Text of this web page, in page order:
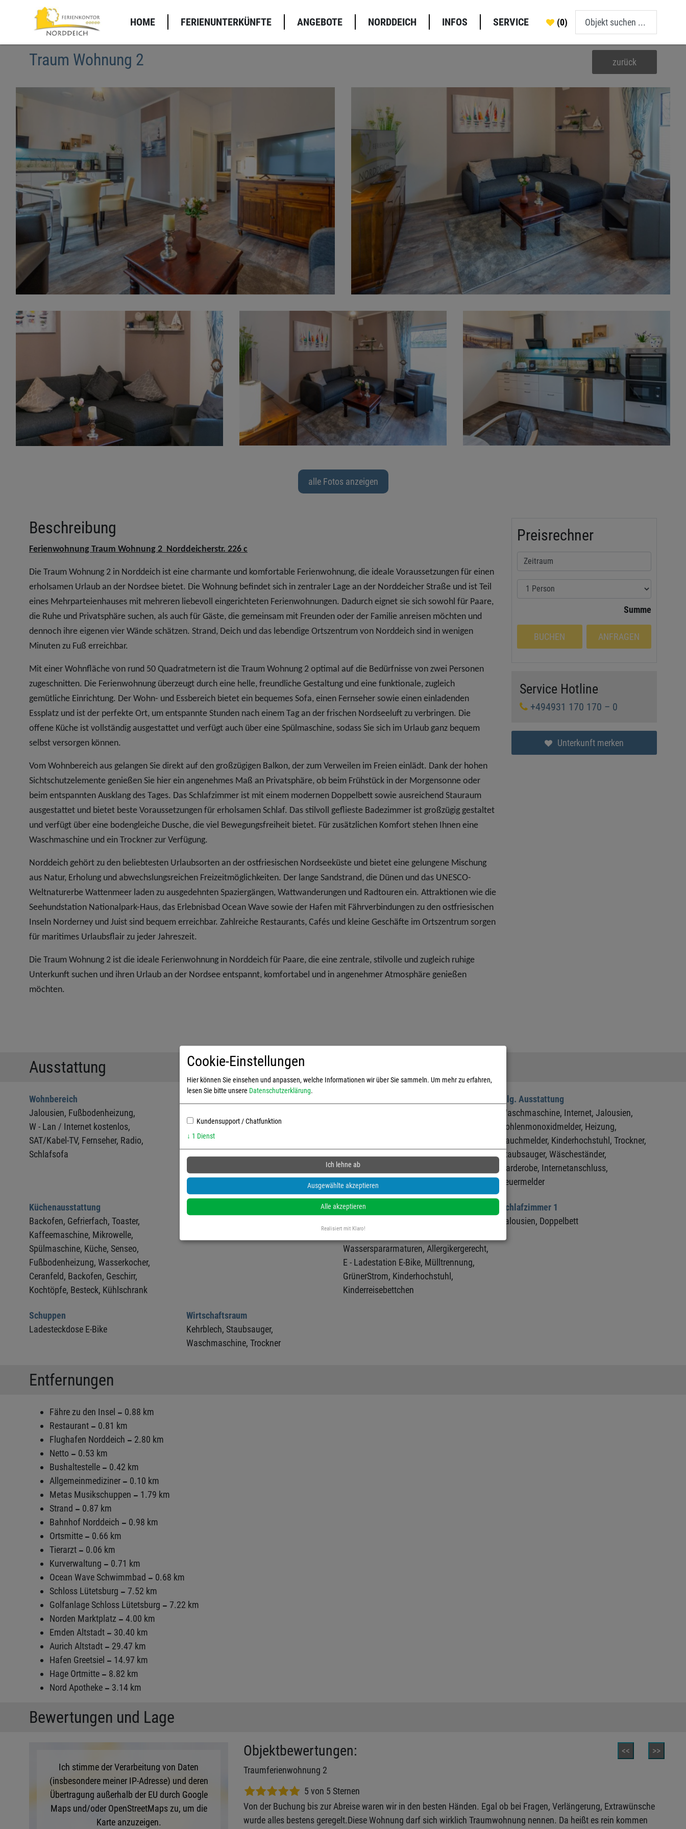
HOME FERIENUNTERKÜNFTE ANGEBOTE NORDDEICH INFOS SERVICE (0)
Traum Wohnung 2 zurück
alle Fotos anzeigen
Beschreibung
Ferienwohnung Traum Wohnung 2 Norddeicherstr. 226 c
Die Traum Wohnung 2 in Norddeich ist eine charmante und komfortable Ferienwohnung, die ideale Voraussetzungen für einen
erholsamen Urlaub an der Nordsee bietet. Die Wohnung befindet sich in zentraler Lage an der Norddeicher Straße und ist Teil
eines Mehrparteienhauses mit mehreren liebevoll eingerichteten Ferienwohnungen. Dadurch eignet sie sich sowohl für Paare,
die Ruhe und Privatsphäre suchen, als auch für Gäste, die gemeinsam mit Freunden oder der Familie anreisen möchten und
dennoch ihre eigenen vier Wände schätzen. Strand, Deich und das lebendige Ortszentrum von Norddeich sind in wenigen
Minuten zu Fuß erreichbar.
Mit einer Wohnfläche von rund 50 Quadratmetern ist die Traum Wohnung 2 optimal auf die Bedürfnisse von zwei Personen
zugeschnitten. Die Ferienwohnung überzeugt durch eine helle, freundliche Gestaltung und eine funktionale, zugleich
gemütliche Einrichtung. Der Wohn- und Essbereich bietet ein bequemes Sofa, einen Fernseher sowie einen einladenden
Essplatz und ist der perfekte Ort, um entspannte Stunden nach einem Tag an der frischen Nordseeluft zu verbringen. Die
offene Küche ist vollständig ausgestattet und verfügt auch über eine Spülmaschine, sodass Sie sich im Urlaub ganz bequem
selbst versorgen können.
Vom Wohnbereich aus gelangen Sie direkt auf den großzügigen Balkon, der zum Verweilen im Freien einlädt. Dank der hohen
Sichtschutzelemente genießen Sie hier ein angenehmes Maß an Privatsphäre, ob beim Frühstück in der Morgensonne oder
beim entspannten Ausklang des Tages. Das Schlafzimmer ist mit einem modernen Doppelbett sowie ausreichend Stauraum
ausgestattet und bietet beste Voraussetzungen für erholsamen Schlaf. Das stilvoll geflieste Badezimmer ist großzügig gestaltet
und verfügt über eine bodengleiche Dusche, die viel Bewegungsfreiheit bietet. Für zusätzlichen Komfort stehen Ihnen eine
Waschmaschine und ein Trockner zur Verfügung.
Norddeich gehört zu den beliebtesten Urlaubsorten an der ostfriesischen Nordseeküste und bietet eine gelungene Mischung
aus Natur, Erholung und abwechslungsreichen Freizeitmöglichkeiten. Der lange Sandstrand, die Dünen und das UNESCO-
Weltnaturerbe Wattenmeer laden zu ausgedehnten Spaziergängen, Wattwanderungen und Radtouren ein. Attraktionen wie die
Seehundstation Nationalpark-Haus, das Erlebnisbad Ocean Wave sowie der Hafen mit Fährverbindungen zu den ostfriesischen
Inseln Norderney und Juist sind bequem erreichbar. Zahlreiche Restaurants, Cafés und kleine Geschäfte im Ortszentrum sorgen
für maritimes Urlaubsflair zu jeder Jahreszeit.
Die Traum Wohnung 2 ist die ideale Ferienwohnung in Norddeich für Paare, die eine zentrale, stilvolle und zugleich ruhige
Unterkunft suchen und ihren Urlaub an der Nordsee entspannt, komfortabel und in angenehmer Atmosphäre genießen
möchten.
Preisrechner
Summe
BUCHEN ANFRAGEN
Service Hotline
+494931 170 170 – 0
Unterkunft merken
Ausstattung
Wohnbereich
Jalousien, Fußbodenheizung,
W - Lan / Internet kostenlos,
SAT/Kabel-TV, Fernseher, Radio,
Schlafsofa
Gartenstühle,Parkplatz
allg. Ausstattung
Waschmaschine, Internet, Jalousien,
Kohlenmonoxidmelder, Heizung,
Rauchmelder, Kinderhochstuhl, Trockner,
Staubsauger, Wäscheständer,
Garderobe, Internetanschluss,
Feuermelder
Küchenausstattung
Backofen, Gefrierfach, Toaster,
Kaffeemaschine, Mikrowelle,
Spülmaschine, Küche, Senseo,
Fußbodenheizung, Wasserkocher,
Ceranfeld, Backofen, Geschirr,
Kochtöpfe, Besteck, Kühlschrank
sonstiges
Wasserspararmaturen, Allergikergerecht,
E - Ladestation E-Bike, Mülltrennung,
GrünerStrom, Kinderhochstuhl,
Kinderreisebettchen
Schlafzimmer 1
Jalousien, Doppelbett
Schuppen
Ladesteckdose E-Bike
Wirtschaftsraum
Kehrblech, Staubsauger,
Waschmaschine, Trockner
Entfernungen
Fähre zu den Insel
0.88 km
Restaurant
0.81 km
Flughafen Norddeich
2.80 km
Netto
0.53 km
Bushaltestelle
0.42 km
Allgemeinmediziner
0.10 km
Metas Musikschuppen
1.79 km
Strand
0.87 km
Bahnhof Norddeich
0.98 km
Ortsmitte
0.66 km
Tierarzt
0.06 km
Kurverwaltung
0.71 km
Ocean Wave Schwimmbad
0.68 km
Schloss Lütetsburg
7.52 km
Golfanlage Schloss Lütetsburg
7.22 km
Norden Marktplatz
4.00 km
Emden Altstadt
30.40 km
Aurich Altstadt
29.47 km
Hafen Greetsiel
14.97 km
Hage Ortmitte
8.82 km
Nord Apotheke
3.14 km
Bewertungen und Lage
Ich stimme der Verarbeitung von Daten
(insbesondere meiner IP-Adresse) und deren
Übertragung außerhalb der EU durch Google
Maps und/oder OpenStreetMaps zu, um die
Karte anzuzeigen.
Objektbewertungen:
<<
Traumferienwohnung 2
5 von 5 Sternen
Von der Buchung bis zur Abreise waren wir in den besten Händen. Egal ob bei Fragen, Verlängerung, Extrawünsche
wurde alles bestens geregelt.Diese Wohnung darf sich wirklich Traumwohnung nennen. Da heißt es rein kommen
>>
Cookie-Einstellungen
Hier können Sie einsehen und anpassen, welche Informationen wir über Sie sammeln. Um mehr zu erfahren,
lesen Sie bitte unsere Datenschutzerklärung.
Kundensupport / Chatfunktion
↓ 1 Dienst
Ich lehne ab
Ausgewählte akzeptieren
Alle akzeptieren
Realisiert mit Klaro!